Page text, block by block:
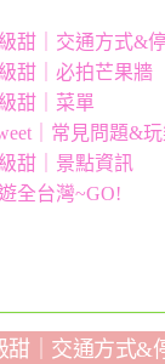
級甜｜交通方式&
甜｜必拍芒果牆
甜｜菜單
｜常見問題&
甜｜景點資訊
全台灣~GO!
甜｜交通方式&